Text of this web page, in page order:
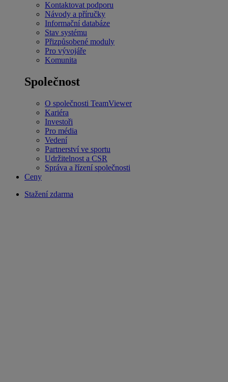
Kontaktovat podporu
Návody a příručky
Informační databáze
Stav systému
Přizpůsobené moduly
Pro vývojáře
Komunita
Společnost
O společnosti TeamViewer
Kariéra
Investoři
Pro média
Vedení
Partnerství ve sportu
Udržitelnost a CSR
Správa a řízení společnosti
Ceny
Stažení zdarma